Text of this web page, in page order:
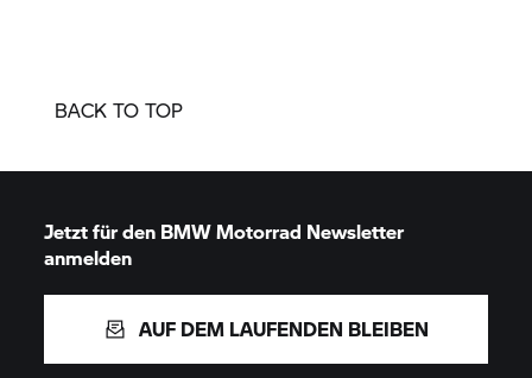
BACK TO TOP
Jetzt für den BMW Motorrad Newsletter
anmelden
AUF DEM LAUFENDEN BLEIBEN